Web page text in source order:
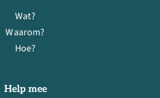
Wat?
Waarom?
Hoe?
Help mee